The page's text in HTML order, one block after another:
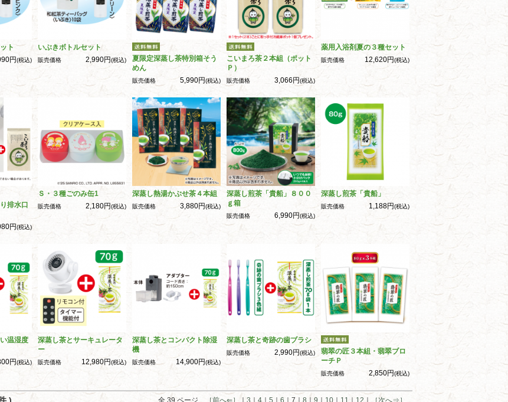
ト
円(税込)
いぶきボトルセット
販売価格 2,990円(税込)
夏限定深蒸し茶特別箱そう
めん
販売価格 5,990円(税込)
こいまろ茶２本組（ポット
Ｐ）
販売価格 3,066円(税込)
薬用入浴剤夏の３種セット
販売価格 12,620円(税込)
排水口
円(税込)
Ｓ・３種ごのみ缶1
販売価格 2,180円(税込)
深蒸し熱湯かぶせ茶４本組
販売価格 3,880円(税込)
深蒸し煎茶「貴船」８００
ｇ箱
販売価格 6,990円(税込)
深蒸し煎茶「貴船」
販売価格 1,188円(税込)
温湿度
円(税込)
深蒸し茶とサーキュレータ
ー
販売価格 12,980円(税込)
深蒸し茶とコンパクト除湿
機
販売価格 14,900円(税込)
深蒸し茶と奇跡の歯ブラシ
販売価格 2,990円(税込)
翡翠の匠３本組・翡翠ブロ
ーチＰ
販売価格 2,850円(税込)
全 39 ページ ［前へ⇐］ 3 4 5 6 ｜7｜ 8 9 10 11 12 ［次へ⇒］